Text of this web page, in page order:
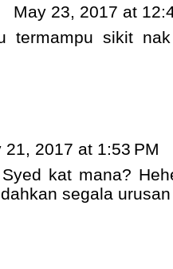
May 23, 2017 at
termampu sikit
21, 2017 at 1:53 PM
kat mana?
segala urusan